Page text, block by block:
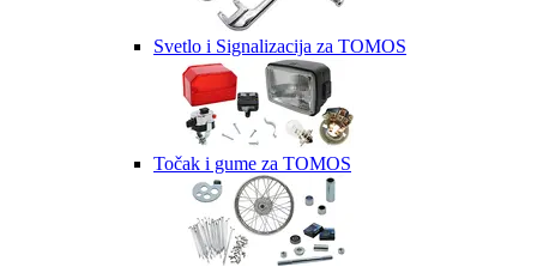
Svetlo i Signalizacija za TOMOS
Točak i gume za TOMOS